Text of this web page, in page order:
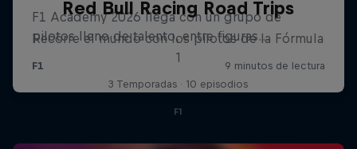
Red Bull Racing Road Trips
Recorre el mundo con los pilotos de la Fórmula
1
3 Temporadas · 10 episodios
F1